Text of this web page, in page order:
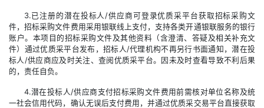
3.已注册的潜在投标人/供应商可登录优质采平台获取招标采购文
件，招标采购文件费用采用银联线上支付，支持各类开通银联服务的银行
账户。本项目的招标采购文件及其他资料（含澄清、答疑及相关补充文
件）通过优质采平台发布，招标人/代理机构不再另行书面通知，潜在投
标人/供应商应及时关注、查阅优质采平台。因未及时查看导致不利后果
的，责任自负。
4.潜在投标人/供应商支付招标采购文件费用前需核对单位名称及统
一社会信用代码，确认无误后支付费用，并通过优质采交易平台直接获取